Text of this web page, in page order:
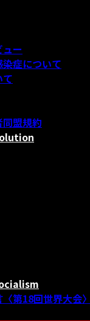
ー
症について
盟規約
第18回世界大会〉